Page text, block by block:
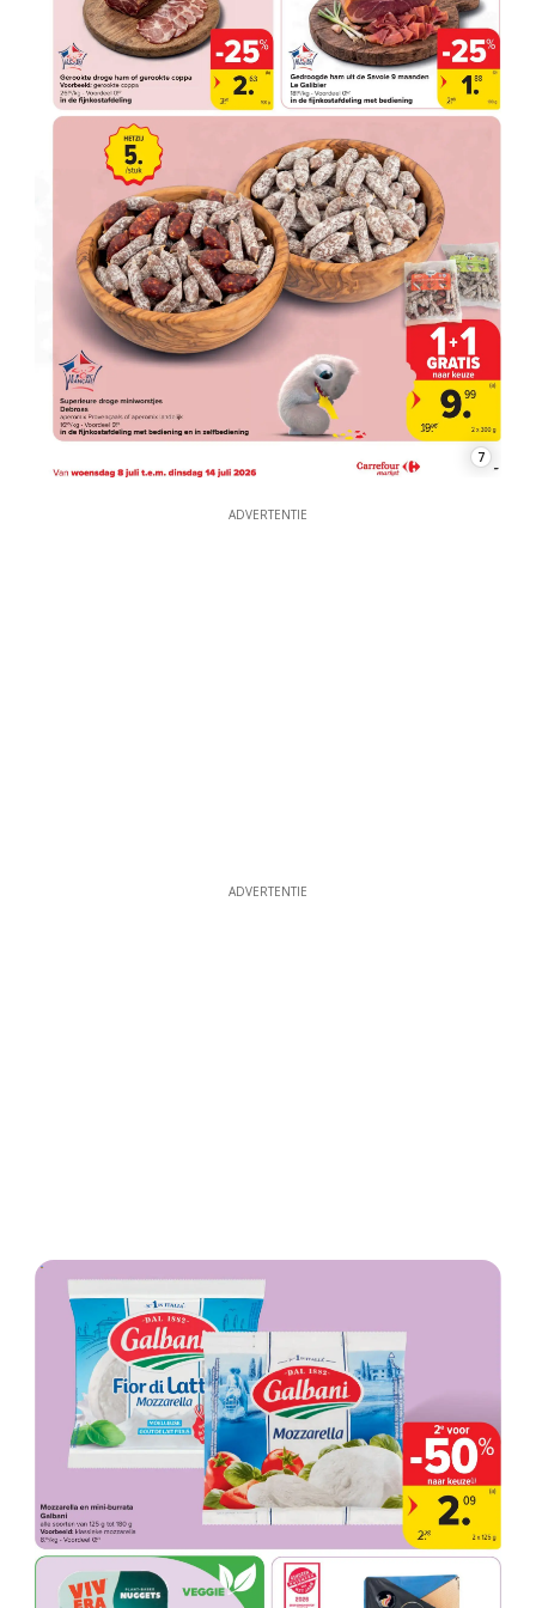
7
ADVERTENTIE
ADVERTENTIE